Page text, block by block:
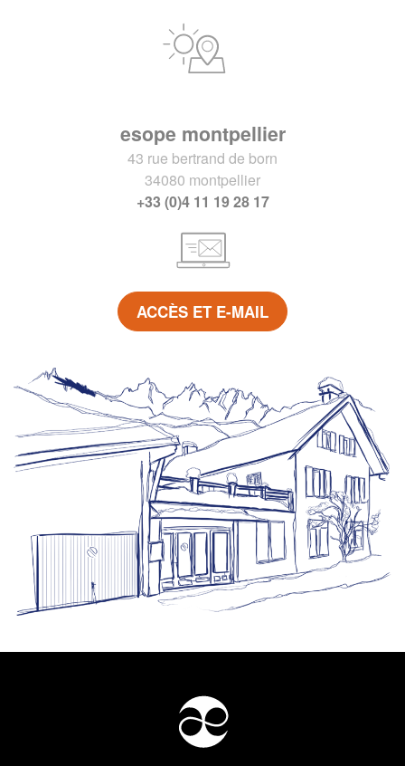
esope montpellier
43 rue bertrand de born
34080 montpellier
+33 (0)4 11 19 28 17
ACCÈS ET E-MAIL